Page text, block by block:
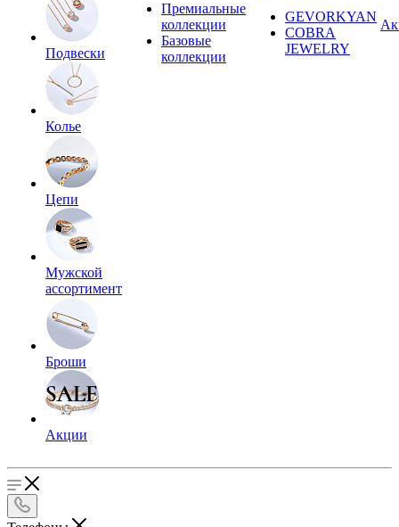
Подвески
Колье
Цепи
Мужской
ассортимент
Броши
Акции
Премиальные
коллекции
Базовые
коллекции
GEVORKYAN
COBRA
JEWELRY